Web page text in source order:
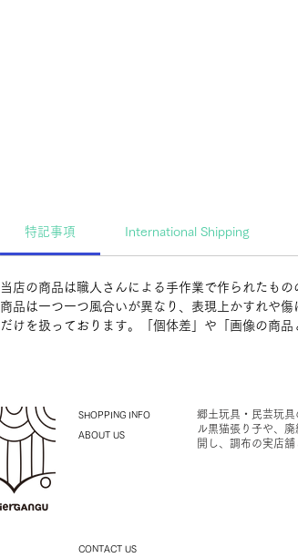
特記事項 International Shipping
当店の商品は職人さんによる手作業で作られたも
商品は一つ一つ風合いが異なり、表現上かすれや
だけを扱っております。「個体差」や「画像の商
SHOPPING INFO
ABOUT US
郷土玩具・民芸玩
ル黒猫張り子や、
開し、調布の実店
CONTACT US